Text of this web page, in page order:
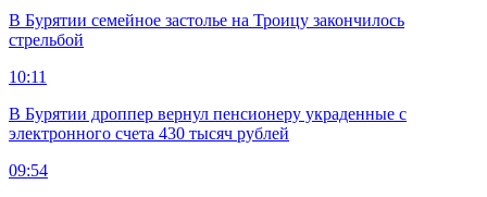
В Бурятии семейное застолье на Троицу закончилось
стрельбой
10:11
В Бурятии дроппер вернул пенсионеру украденные с
электронного счета 430 тысяч рублей
09:54